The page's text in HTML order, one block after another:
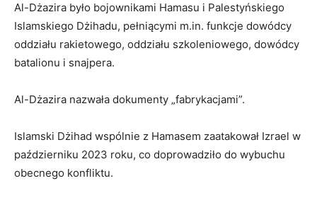
Al-Dżazira było bojownikami Hamasu i Palestyńskiego
Islamskiego Dżihadu, pełniącymi m.in. funkcje dowódcy
oddziału rakietowego, oddziału szkoleniowego, dowódcy
batalionu i snajpera.
Al-Dżazira nazwała dokumenty „fabrykacjami”.
Islamski Dżihad wspólnie z Hamasem zaatakował Izrael w
październiku 2023 roku, co doprowadziło do wybuchu
obecnego konfliktu.